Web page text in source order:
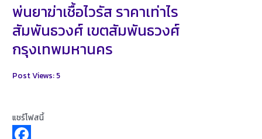
พ่นยาฆ่าเชื้อไวรัส ราคาเท่าไร
สัมพันธวงศ์ เขตสัมพันธวงศ์
กรุงเทพมหานคร
Post Views: 5
แชร์โฟสนี้